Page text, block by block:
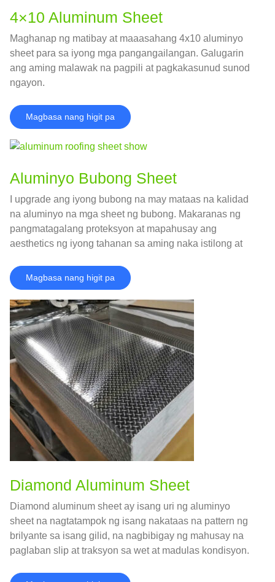
4×10 Aluminum Sheet
Maghanap ng matibay at maaasahang 4x10 aluminyo
sheet para sa iyong mga pangangailangan. Galugarin
ang aming malawak na pagpili at pagkakasunud sunod
ngayon.
Magbasa nang higit pa
Aluminyo Bubong Sheet
I upgrade ang iyong bubong na may mataas na kalidad
na aluminyo na mga sheet ng bubong. Makaranas ng
pangmatagalang proteksyon at mapahusay ang
aesthetics ng iyong tahanan sa aming naka istilong at
Magbasa nang higit pa
Diamond Aluminum Sheet
Diamond aluminum sheet ay isang uri ng aluminyo
sheet na nagtatampok ng isang nakataas na pattern ng
brilyante sa isang gilid, na nagbibigay ng mahusay na
paglaban slip at traksyon sa wet at madulas kondisyon.